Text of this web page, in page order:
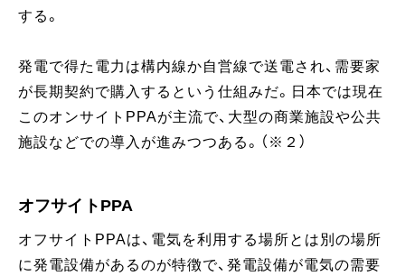
する。
発電で得た電力は構内線か自営線で送電され、需要家
が長期契約で購入するという仕組みだ。日本では現在
このオンサイトPPAが主流で、大型の商業施設や公共
施設などでの導入が進みつつある。（※２）
オフサイトPPA
オフサイトPPAは、電気を利用する場所とは別の場所
に発電設備があるのが特徴で、発電設備が電気の需要